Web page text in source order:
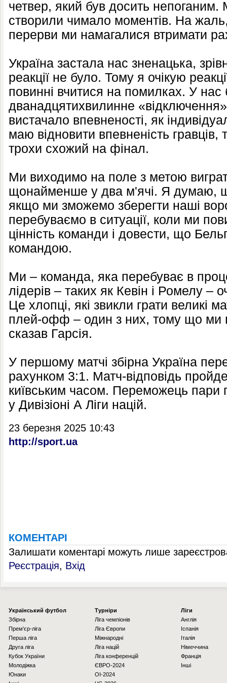
четвер, який був досить непоганим.
створили чимало моментів. На
перерви ми намагалися втримати
Україна застала нас зненацька,
реакції не було. Тому я очікую
повинні вчитися на помилках. У нас
дванадцятихвилинне
вистачало впевненості, як
маю відновити впевненість
трохи схожий на фінал.
Ми виходимо на поле з метою
щонайменше у два м'ячі. Я думаю,
якщо ми зможемо зберегти наші
перебуваємо в ситуації, коли ми
цінність команди і довести, що
командою.
Ми – команда, яка перебуває в
лідерів – таких як Кевін і Ромелу
Це хлопці, які звикли грати великі
плей-офф – один з них, тому що ми
сказав Гарсія.
У першому матчі збірна Україна
рахунком 3:1. Матч-відповідь
київським часом. Переможець пари
у Дивізіоні А Ліги націй.
23 березня 2025 10:43
http://sport.ua
КОМЕНТАРІ
Залишати коментарі можуть лише
Реєстрація, Вхід
Українcький футбол
Збірна
Прем'єр-ліга
Перша ліга
Друга ліга
Кубок України
Молодіжка
Юнаки
Турніри
Ліга чемпіонів
Ліга Європи
Міжнародні
Ліга націй
Ліга конференцій
ЄВРО-2024
OI-2024
Ліги
Англія
Іспанія
Італія
Німеччина
Франція
Інші